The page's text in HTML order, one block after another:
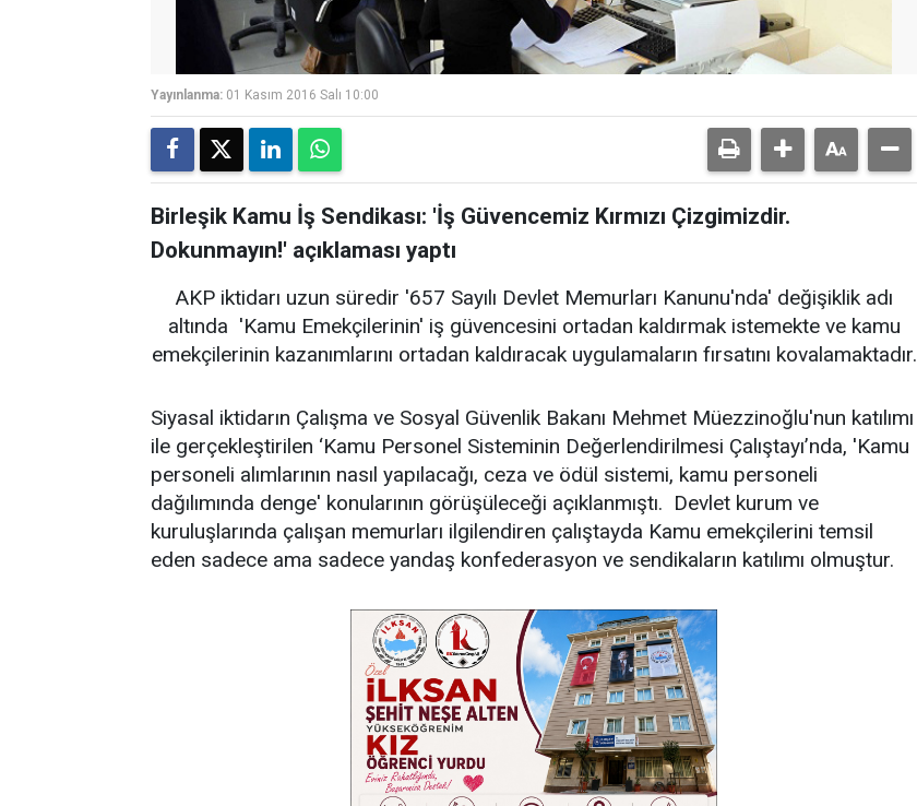
Yayınlanma: 01 Kasım 2016 Salı 10:00
Birleşik Kamu İş Sendikası: 'İş Güvencemiz Kırmızı Çizgimizdir.
Dokunmayın!' açıklaması yaptı
AKP iktidarı uzun süredir '657 Sayılı Devlet Memurları Kanunu'nda' değişiklik adı
altında 'Kamu Emekçilerinin' iş güvencesini ortadan kaldırmak istemekte ve kamu
emekçilerinin kazanımlarını ortadan kaldıracak uygulamaların fırsatını kovalamaktadır.
Siyasal iktidarın Çalışma ve Sosyal Güvenlik Bakanı Mehmet Müezzinoğlu'nun katılımı
ile gerçekleştirilen ‘Kamu Personel Sisteminin Değerlendirilmesi Çalıştayı’nda, 'Kamu
personeli alımlarının nasıl yapılacağı, ceza ve ödül sistemi, kamu personeli
dağılımında denge' konularının görüşüleceği açıklanmıştı. Devlet kurum ve
kuruluşlarında çalışan memurları ilgilendiren çalıştayda Kamu emekçilerini temsil
eden sadece ama sadece yandaş konfederasyon ve sendikaların katılımı olmuştur.